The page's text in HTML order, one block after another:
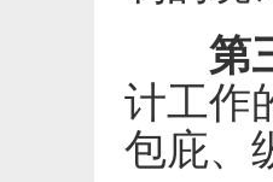
第
计工作
包庇、